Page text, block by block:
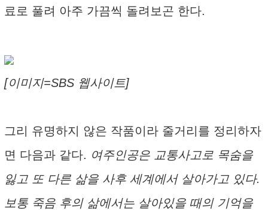
료로 풀려 아주 가끔씩 돌려보곤 한다.
[이미지=SBS 웹사이트]
그리 유명하지 않은 작품이라 줄거리를 정리하자
면 다음과 같다. 여주인공은 교통사고로 목숨을
잃고 또 다른 삶을 사후 세계에서 살아가고 있다.
보통 죽음 후의 삶에서는 살아있을 때의 기억을